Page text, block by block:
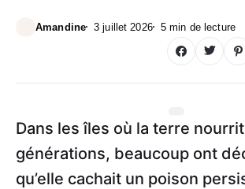
Amandine 3 juillet 2026 5 min de lecture
Dans les îles où la terre
générations, beaucoup ont
qu’elle cachait un poison